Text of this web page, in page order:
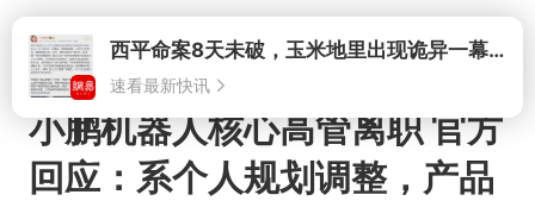
打开西平命案8天未破，玉米地里出现诡异一幕，我突然想起了欧金中
速看最新快讯
小鹏机器人核心高管离职 官方
回应：系个人规划调整，产品